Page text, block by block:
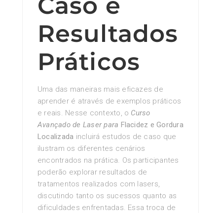
Resultados
Práticos
Uma das maneiras mais eficazes de
aprender é através de exemplos práticos
e reais. Nesse contexto, o Curso
Avançado de Laser para Flacidez e Gordura
Localizada incluirá estudos de caso que
ilustram os diferentes cenários
encontrados na prática. Os participantes
poderão explorar resultados de
tratamentos realizados com lasers,
discutindo tanto os sucessos quanto as
dificuldades enfrentadas. Essa troca de